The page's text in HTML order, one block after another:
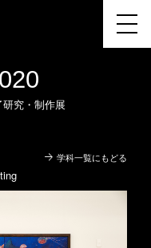
究・制作展
学科一覧にもどる